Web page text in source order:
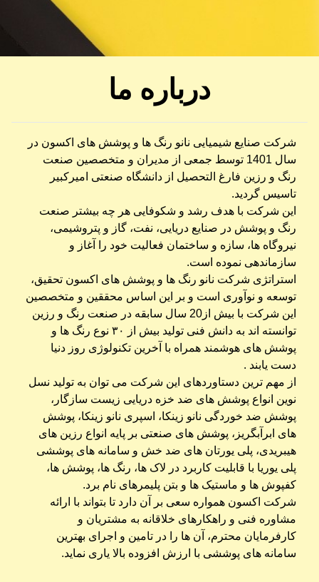
درباره ما
شرکت صنایع شیمیایی نانو رنگ ها و پوشش های اکسون در
سال 1401 توسط جمعی از مدیران و متخصصین صنعت
رنگ و رزین فارغ التحصیل از دانشگاه صنعتی امیرکبیر
تاسیس گردید.
این شرکت با هدف رشد و شکوفایی هر چه بیشتر صنعت
رنگ و پوشش در صنایع دریایی، نفت، گاز و پتروشیمی،
نیروگاه ها، سازه و ساختمان فعالیت خود را آغاز و
سازماندهی نموده است.
استراتژی شرکت نانو رنگ ها و پوشش های اکسون تحقیق،
توسعه و نوآوری است و بر این اساس محققین و متخصصین
این شرکت با بیش از20 سال سابقه در صنعت رنگ و رزین
توانسته اند به دانش فنی تولید بیش از ۳۰ نوع رنگ ها و
پوشش های هوشمند همراه با آخرین تکنولوژی روز دنیا
دست یابند .
از مهم ترین دستاوردهای این شرکت می توان به تولید نسل
نوین انواع پوشش های ضد خزه دریایی زیست سازگار،
پوشش ضد خوردگی نانو زینکا، اسپری نانو زینکا، پوشش
های ابرآبگریز، پوشش های صنعتی بر پایه انواع رزین های
هیبریدی، پلی یورتان های ضد خش و سامانه های پوششی
پلی یوریا با قابلیت کاربرد در لاک ها، رنگ ها، پوشش ها،
کفپوش ها و ماستیک ها و بتن پلیمرهای نام برد.
شرکت اکسون همواره سعی بر آن دارد تا بتواند با ارائه
مشاوره فنی و راهکارهای خلاقانه به مشتریان و
کارفرمایان محترم، آن ها را در تامین و اجرای بهترین
سامانه های پوششی با ارزش افزوده بالا یاری نماید.